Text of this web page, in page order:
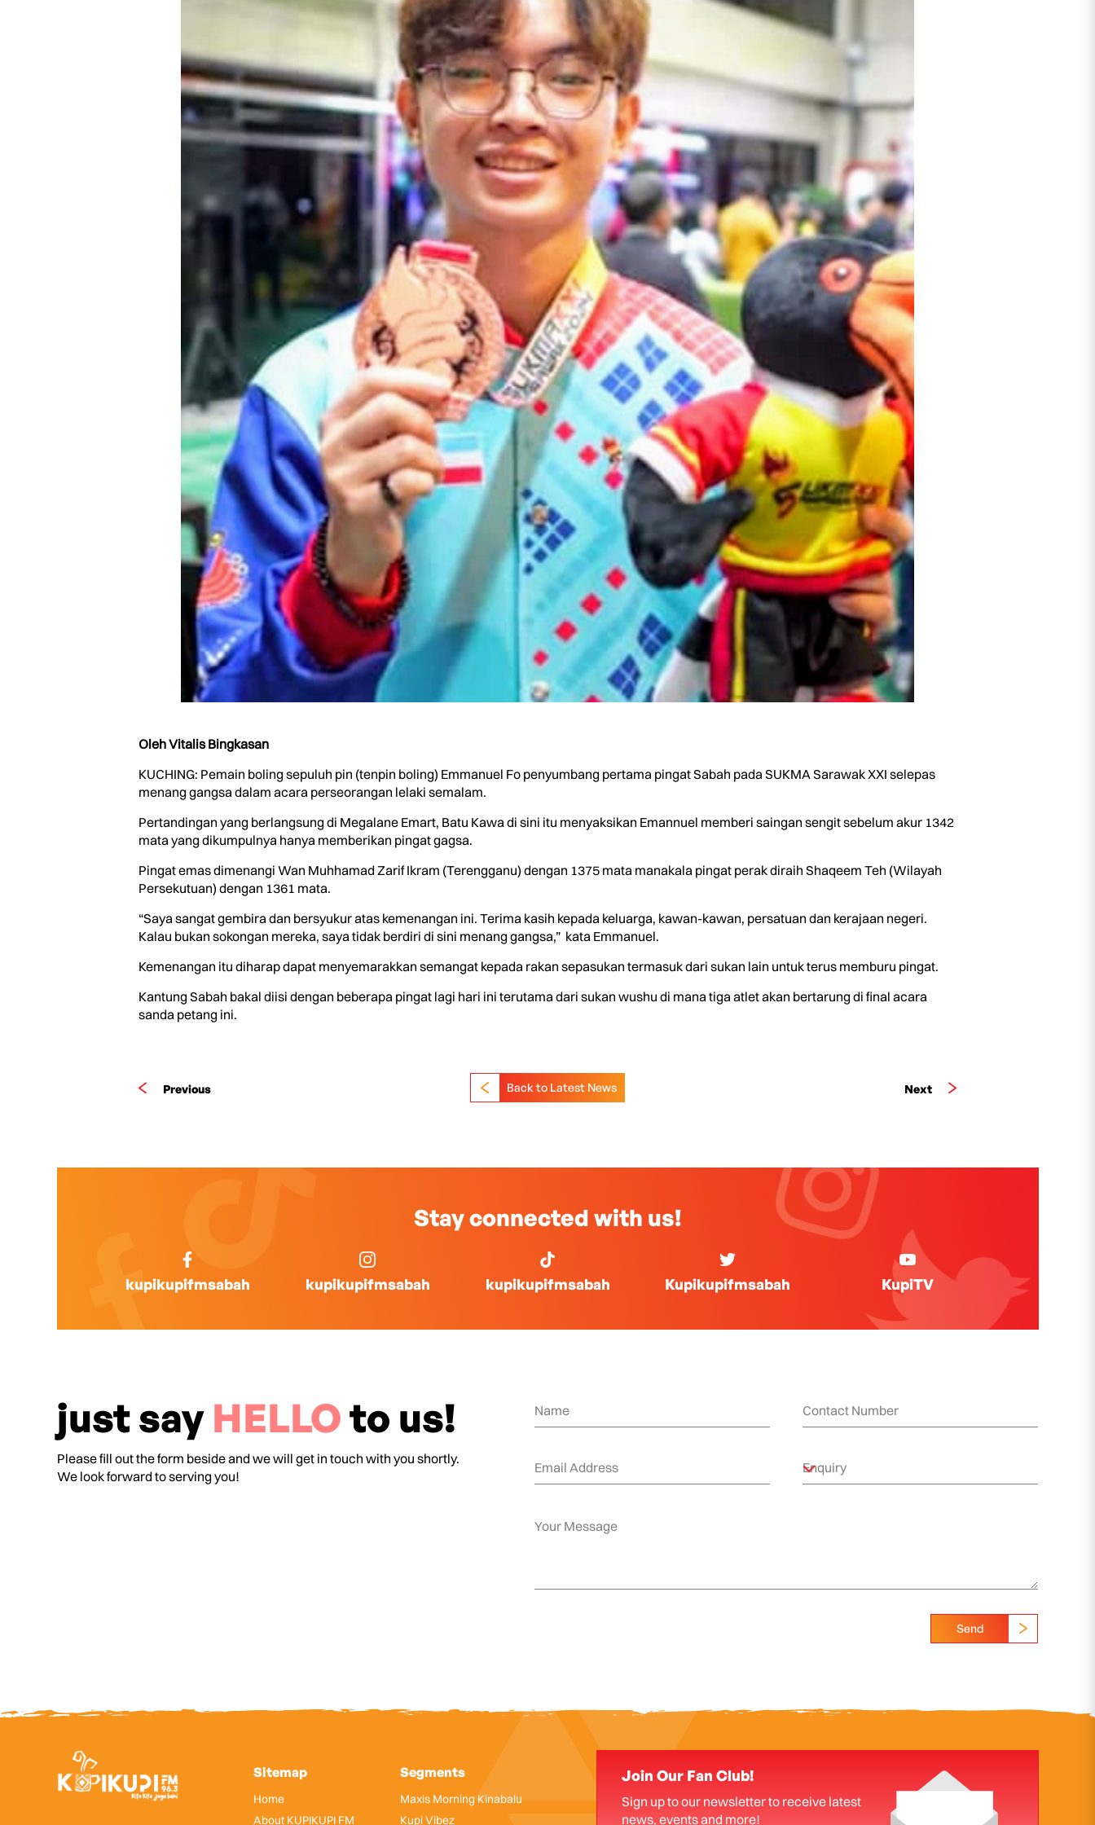
Oleh Vitalis Bingkasan
KUCHING: Pemain boling sepuluh pin (tenpin boling) Emmanuel Fo penyumbang pertama pingat Sabah pada SUKMA Sarawak XXI selepas
menang gangsa dalam acara perseorangan lelaki semalam.
Pertandingan yang berlangsung di Megalane Emart, Batu Kawa di sini itu menyaksikan Emannuel memberi saingan sengit sebelum akur 1342
mata yang dikumpulnya hanya memberikan pingat gagsa.
Pingat emas dimenangi Wan Muhhamad Zarif Ikram (Terengganu) dengan 1375 mata manakala pingat perak diraih Shaqeem Teh (Wilayah
Persekutuan) dengan 1361 mata.
“Saya sangat gembira dan bersyukur atas kemenangan ini. Terima kasih kepada keluarga, kawan-kawan, persatuan dan kerajaan negeri.
Kalau bukan sokongan mereka, saya tidak berdiri di sini menang gangsa,” kata Emmanuel.
Kemenangan itu diharap dapat menyemarakkan semangat kepada rakan sepasukan termasuk dari sukan lain untuk terus memburu pingat.
Kantung Sabah bakal diisi dengan beberapa pingat lagi hari ini terutama dari sukan wushu di mana tiga atlet akan bertarung di final acara
sanda petang ini.
Previous Next
Back to Latest News
Stay connected with us!
kupikupifmsabah kupikupifmsabah kupikupifmsabah Kupikupifmsabah KupiTV
just say HELLOto us!
Please fill out the form beside and we will get in touch with you shortly.
We look forward to serving you!
Send
Sitemap
Home
About KUPIKUPI FM
Segments
Maxis Morning Kinabalu
Kupi Vibez
Join Our Fan Club!
Sign up to our newsletter to receive latest
news, events and more!